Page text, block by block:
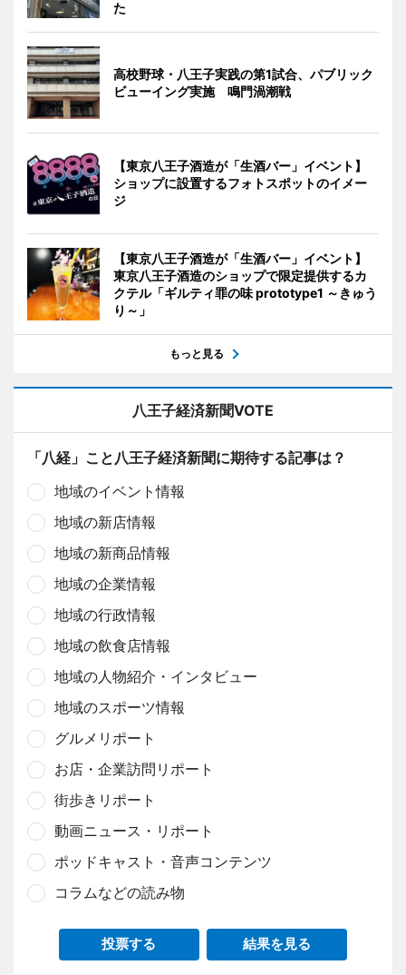
た
高校野球・八王子実践の第1試合、パブリック
ビューイング実施 鳴門渦潮戦
【東京八王子酒造が「生酒バー」イベント】
ショップに設置するフォトスポットのイメー
ジ
【東京八王子酒造が「生酒バー」イベント】
東京八王子酒造のショップで限定提供するカ
クテル「ギルティ罪の味 prototype1 ～きゅう
り～」
もっと見る
八王子経済新聞VOTE
「八経」こと八王子経済新聞に期待する記事は？
地域のイベント情報
地域の新店情報
地域の新商品情報
地域の企業情報
地域の行政情報
地域の飲食店情報
地域の人物紹介・インタビュー
地域のスポーツ情報
グルメリポート
お店・企業訪問リポート
街歩きリポート
動画ニュース・リポート
ポッドキャスト・音声コンテンツ
コラムなどの読み物
投票する 結果を見る